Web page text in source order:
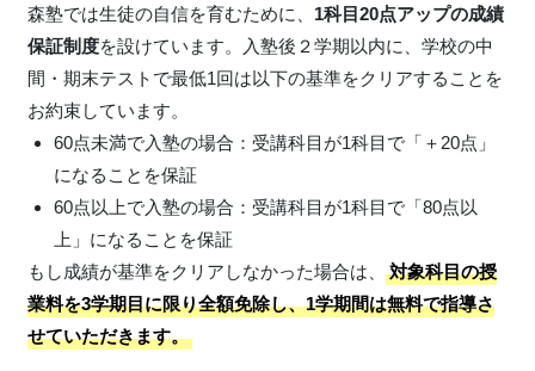
森塾では生徒の自信を育むために、 1科目20点アップの成績
保証制度を設けています。入塾後２学期以内に、学校の中
間・期末テストで最低1回は以下の基準をクリアすることを
お約束しています。
60点未満で入塾の場合：受講科目が1科目で「＋20点」
になることを保証
60点以上で入塾の場合：受講科目が1科目で「80点以
上」になることを保証
もし成績が基準をクリアしなかった場合は、
対象科目の授
業料を3学期目に限り全額免除し、1学期間は無料で指導さ
せていただきます。